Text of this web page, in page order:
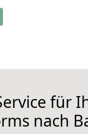
für
nach